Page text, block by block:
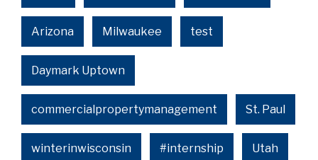
Arizona Milwaukee test
Daymark Uptown
commercialpropertymanagement St. Paul
winterinwisconsin #internship Utah